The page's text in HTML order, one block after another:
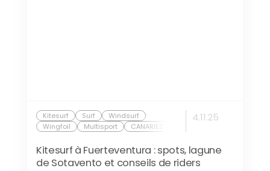
Kitesurf Surf
Windsurf
Wingfoil
Multisport CANARIES
4.11.25
Kitesurf à Fuerteventura : spots, lagune
de Sotavento et conseils de riders